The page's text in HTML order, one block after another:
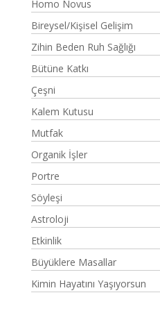
Homo Novus
Bireysel/Kişisel Gelişim
Zihin Beden Ruh Sağlığı
Bütüne Katkı
Çeşni
Kalem Kutusu
Mutfak
Organik İşler
Portre
Söyleşi
Astroloji
Etkinlik
Büyüklere Masallar
Kimin Hayatını Yaşıyorsun